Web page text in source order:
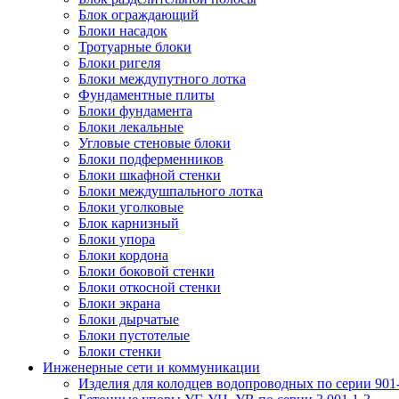
Блок ограждающий
Блоки насадок
Тротуарные блоки
Блоки ригеля
Блоки междупутного лотка
Фундаментные плиты
Блоки фундамента
Блоки лекальные
Угловые стеновые блоки
Блоки подферменников
Блоки шкафной стенки
Блоки междушпального лотка
Блоки уголковые
Блок карнизный
Блоки упора
Блоки кордона
Блоки боковой стенки
Блоки откосной стенки
Блоки экрана
Блоки дырчатые
Блоки пустотелые
Блоки стенки
Инженерные сети и коммуникации
Изделия для колодцев водопроводных по серии